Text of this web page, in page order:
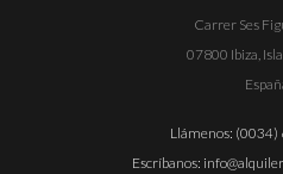
Carrer Ses
07800 Ibiza,
Llámenos: (0034)
Escríbanos: